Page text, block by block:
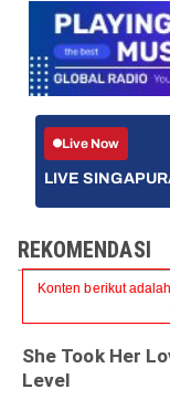
Live Now
LIVE